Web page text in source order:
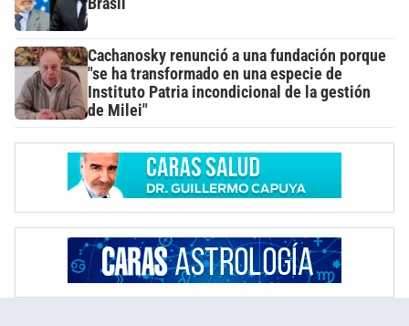
Brasil
Cachanosky renunció a una fundación porque
"se ha transformado en una especie de
Instituto Patria incondicional de la gestión
de Milei"